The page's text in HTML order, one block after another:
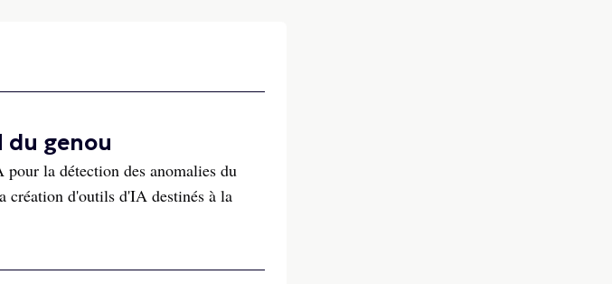
du genou
la détection des anomalies du
création d'outils d'IA destinés à la